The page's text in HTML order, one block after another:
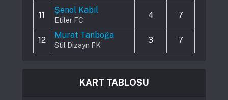
11
Şenol Kabil
Etiler FC
4 7
12
Murat Tanboğa
Stil Dizayn FK
3 7
KART TABLOSU